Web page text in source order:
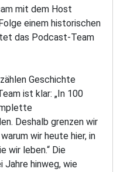
mit dem Host
einem historischen
das Podcast-Team
Geschichte
ist klar: „In 100
Deshalb grenzen wir
wir heute hier, in
wir leben.“ Die
Jahre hinweg, wie